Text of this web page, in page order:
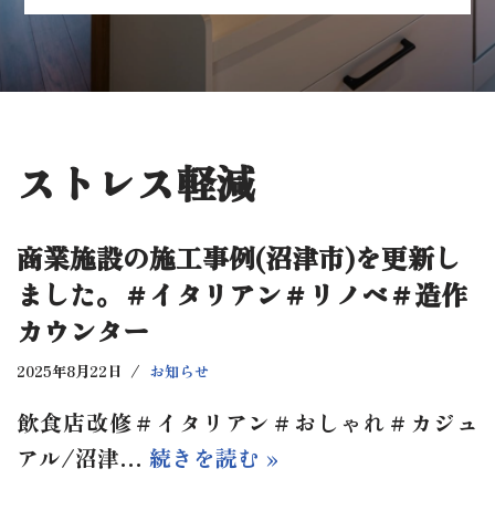
ストレス軽減
商業施設の施工事例(沼津市)を更新し
ました。＃イタリアン＃リノベ＃造作
カウンター
2025年8月22日 お知らせ
飲食店改修＃イタリアン＃おしゃれ＃カジュ
アル/沼津… 続きを読む »